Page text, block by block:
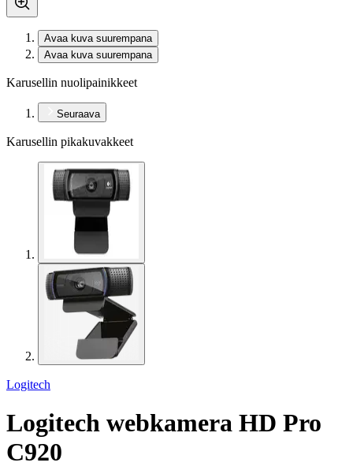
Avaa kuva suurempana
Avaa kuva suurempana
Karusellin nuolipainikkeet
Seuraava
Karusellin pikakuvakkeet
Logitech
Logitech webkamera HD Pro
C920